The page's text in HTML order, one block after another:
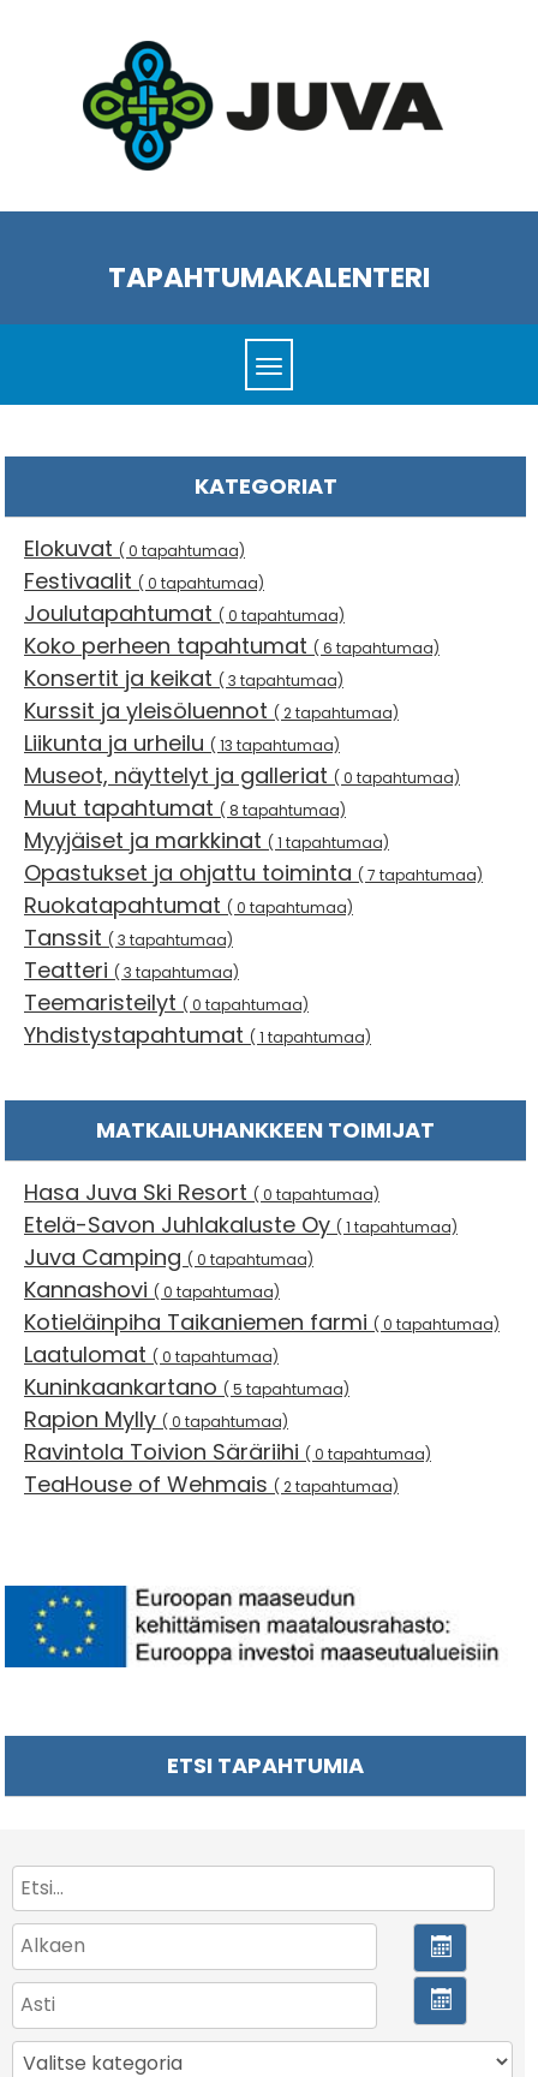
TAPAHTUMAKALENTERI
KATEGORIAT
Elokuvat ( 0 tapahtumaa)
Festivaalit ( 0 tapahtumaa)
Joulutapahtumat ( 0 tapahtumaa)
Koko perheen tapahtumat ( 6 tapahtumaa)
Konsertit ja keikat ( 3 tapahtumaa)
Kurssit ja yleisöluennot ( 2 tapahtumaa)
Liikunta ja urheilu ( 13 tapahtumaa)
Museot, näyttelyt ja galleriat ( 0 tapahtumaa)
Muut tapahtumat ( 8 tapahtumaa)
Myyjäiset ja markkinat ( 1 tapahtumaa)
Opastukset ja ohjattu toiminta ( 7 tapahtumaa)
Ruokatapahtumat ( 0 tapahtumaa)
Tanssit ( 3 tapahtumaa)
Teatteri ( 3 tapahtumaa)
Teemaristeilyt ( 0 tapahtumaa)
Yhdistystapahtumat ( 1 tapahtumaa)
MATKAILUHANKKEEN TOIMIJAT
Hasa Juva Ski Resort ( 0 tapahtumaa)
Etelä-Savon Juhlakaluste Oy ( 1 tapahtumaa)
Juva Camping ( 0 tapahtumaa)
Kannashovi ( 0 tapahtumaa)
Kotieläinpiha Taikaniemen farmi ( 0 tapahtumaa)
Laatulomat ( 0 tapahtumaa)
Kuninkaankartano ( 5 tapahtumaa)
Rapion Mylly ( 0 tapahtumaa)
Ravintola Toivion Säräriihi ( 0 tapahtumaa)
TeaHouse of Wehmais ( 2 tapahtumaa)
ETSI TAPAHTUMIA